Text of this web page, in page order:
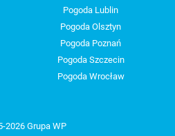
Pogoda Lublin
Pogoda Olsztyn
Pogoda Poznań
Pogoda Szczecin
Pogoda Wrocław
2026 Grupa WP